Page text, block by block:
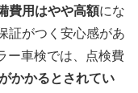
費用はやや高額にな
証がつく安心感があ
ー車検では、点検費
かかるとされてい